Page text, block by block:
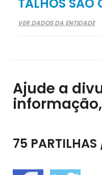
TALHOS SÃO
VER DADOS DA ENTIDADE
Ajude a
75